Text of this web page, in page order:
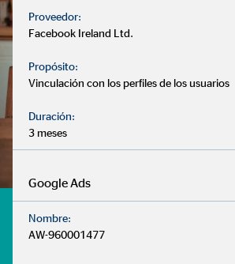
¿Tienes dudas? te ayudamos
- ¿Cuándo debo comenzar a pensar en
Proveedor:
Facebook Ireland Ltd.
Propósito:
Vinculación con los perfiles de los usuarios
Duración:
3 meses
Google Ads
Nombre:
AW-960001477